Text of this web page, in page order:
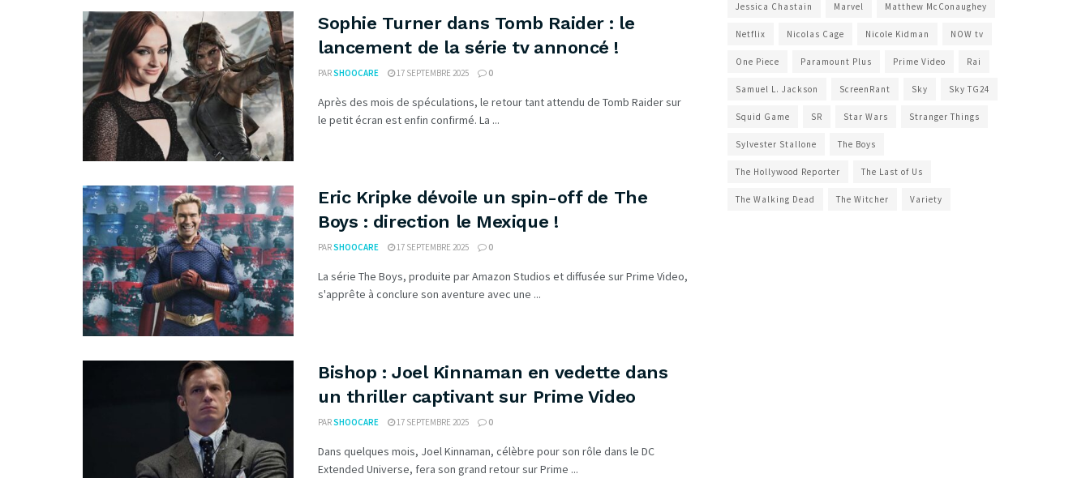
Sophie Turner dans Tomb Raider : le
lancement de la série tv annoncé !
PARSHOOCARE 17 SEPTEMBRE 2025 0
Après des mois de spéculations, le retour tant attendu de Tomb Raider sur
le petit écran est enfin confirmé. La ...
Eric Kripke dévoile un spin-off de The
Boys : direction le Mexique !
PARSHOOCARE 17 SEPTEMBRE 2025 0
La série The Boys, produite par Amazon Studios et diffusée sur Prime Video,
s'apprête à conclure son aventure avec une ...
Bishop : Joel Kinnaman en vedette dans
un thriller captivant sur Prime Video
PARSHOOCARE 17 SEPTEMBRE 2025 0
Dans quelques mois, Joel Kinnaman, célèbre pour son rôle dans le DC
Extended Universe, fera son grand retour sur Prime ...
Jessica Chastain Marvel Matthew McConaughey
Netflix Nicolas Cage Nicole Kidman NOW tv
One Piece Paramount Plus Prime Video Rai
Samuel L. Jackson ScreenRant Sky Sky TG24
Squid Game SR Star Wars Stranger Things
Sylvester Stallone The Boys
The Hollywood Reporter The Last of Us
The Walking Dead The Witcher Variety